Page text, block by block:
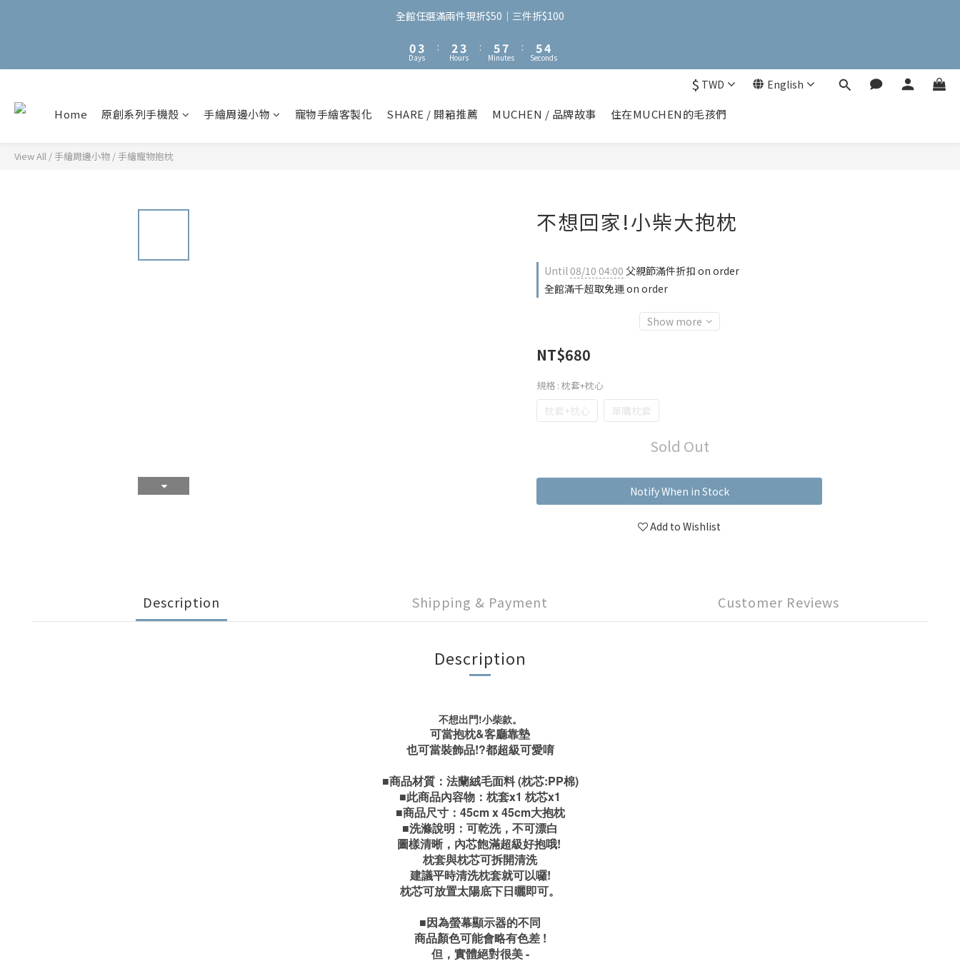
全館任選滿兩件現折$50｜三件折$100
2
0
5
3
2
Days
:
4
2
1
5
3
2
Hours
:
7
5
4
1
9
7
6
3
Minutes
:
7
5
4
1
5
3
2
Seconds
$ TWD English
Home 原創系列手機殼 手繪周邊小物 寵物手繪客製化 SHARE / 開箱推薦 MUCHEN / 品牌故事 住在MUCHEN的毛孩們
View All /手繪周邊小物 /手繪寵物抱枕
不想回家!小柴大抱枕
Until08/10 04:00 父親節滿件折扣 on order
全館滿千超取免運 on order
Show more
NT$680
規格 : 枕套+枕心
枕套+枕心 單購枕套
Sold Out
Notify When in Stock
Add to Wishlist
Description Shipping & Payment Customer Reviews
Description
不想出門!小柴款。
可當抱枕&客廳靠墊
也可當裝飾品!?都超級可愛唷
■商品材質：法蘭絨毛面料 (枕芯:PP棉)
■此商品內容物：枕套x1 枕芯x1
■商品尺寸：45cm x 45cm大抱枕
■洗滌說明：可乾洗，不可漂白
圖樣清晰，內芯飽滿超級好抱哦!
枕套與枕芯可拆開清洗
建議平時清洗枕套就可以囉!
枕芯可放置太陽底下日曬即可。
■因為螢幕顯示器的不同
商品顏色可能會略有色差 !
但，實體絕對很美 -